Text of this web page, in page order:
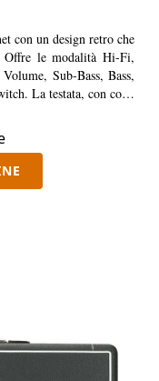
con un design retro che
Offre le modalità Hi-Fi,
Sub-Bass, Bass,
La testata, con cono
come diffusore
il cabinet ha un cono